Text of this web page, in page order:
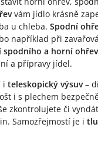
vám jídlo krásně
u chleba. Spodní
například při
spodního a horní
a přípravy jídel.
i teleskopický výsuv–
i s plechem
zkontrolujete či
Samozřejmostí je i